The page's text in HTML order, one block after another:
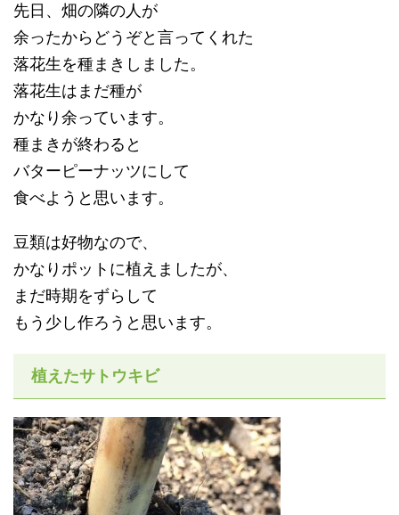
先日、畑の隣の人が
余ったからどうぞと言ってくれた
落花生を種まきしました。
落花生はまだ種が
かなり余っています。
種まきが終わると
バターピーナッツにして
食べようと思います。
豆類は好物なので、
かなりポットに植えましたが、
まだ時期をずらして
もう少し作ろうと思います。
植えたサトウキビ